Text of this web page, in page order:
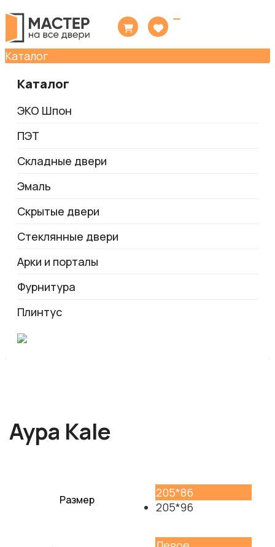
Каталог
Каталог
ЭКО Шпон
ПЭТ
Складные двери
Эмаль
Скрытые двери
Стеклянные двери
Арки и порталы
Фурнитура
Плинтус
Аура Kale
Размер
205*86
205*96